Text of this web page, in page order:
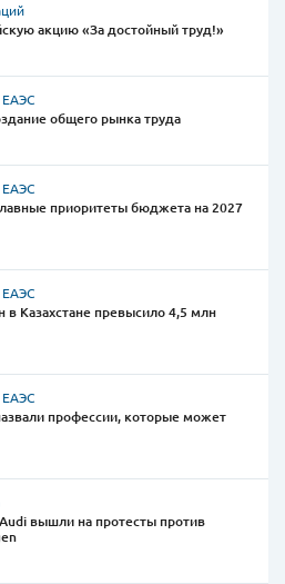
акцию «За достойный труд!»
ЕАЭС
общего рынка труда
ЕАЭС
приоритеты бюджета на 2027
ЕАЭС
Казахстане превысило 4,5 млн
ЕАЭС
профессии, которые может
вышли на протесты против